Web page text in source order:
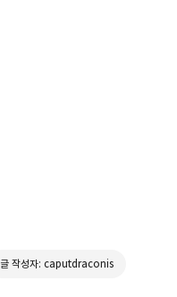
글 작성자: caputdraconis